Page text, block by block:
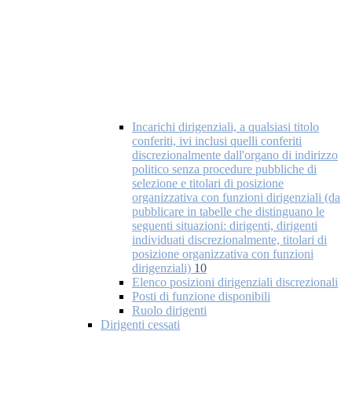
Incarichi dirigenziali, a qualsiasi titolo
conferiti, ivi inclusi quelli conferiti
discrezionalmente dall'organo di indirizzo
politico senza procedure pubbliche di
selezione e titolari di posizione
organizzativa con funzioni dirigenziali (da
pubblicare in tabelle che distinguano le
seguenti situazioni: dirigenti, dirigenti
individuati discrezionalmente, titolari di
posizione organizzativa con funzioni
dirigenziali) 10
Elenco posizioni dirigenziali discrezionali
Posti di funzione disponibili
Ruolo dirigenti
Dirigenti cessati